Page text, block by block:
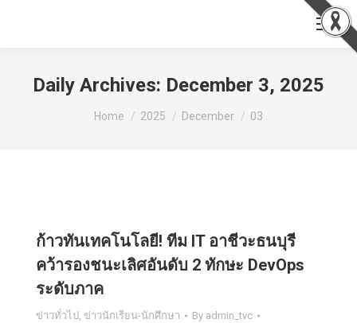
Daily Archives: December 3, 2025
You are here:
Home 2025 December 03
ก้าวทันเทคโนโลยี! ทีม IT อาชีวะธนบุรี
คว้ารองชนะเลิศอันดับ 2 ทักษะ DevOps
ระดับภาค
ข่าวทั่วไป, ข่าวนักเรียน-นักศึกษา By admin_tvc